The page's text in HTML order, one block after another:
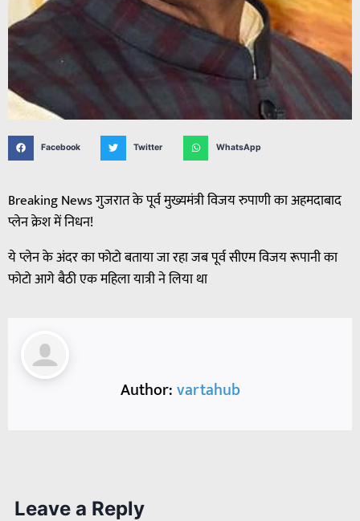
Facebook Twitter WhatsApp
Breaking News गुजरात के पूर्व मुख्यमंत्री विजय रुपाणी का अहमदाबाद
प्लेन क्रेश में निधन!
ये प्लेन के अंदर का फोटो बताया जा रहा जब पूर्व सीएम विजय रूपानी का
फोटो आगे बैठी एक महिला यात्री ने लिया था
Author:vartahub
Leave a Reply